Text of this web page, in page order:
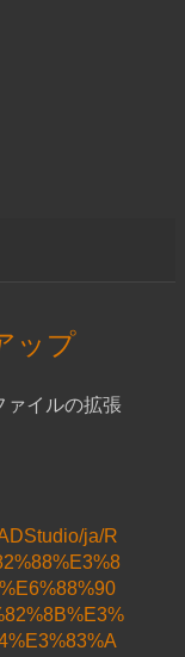
ップ
ァイルの拡張
ja/R